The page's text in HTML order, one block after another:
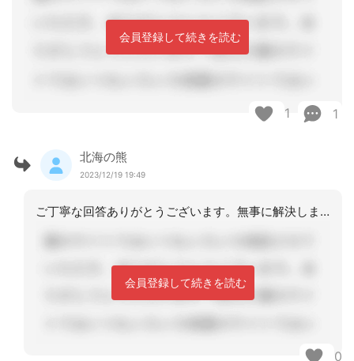
会員登録して続きを読む
1 1
北海の熊
2023/12/19 19:49
ご丁寧な回答ありがとうございます。無事に解決しました。
会員登録して続きを読む
0